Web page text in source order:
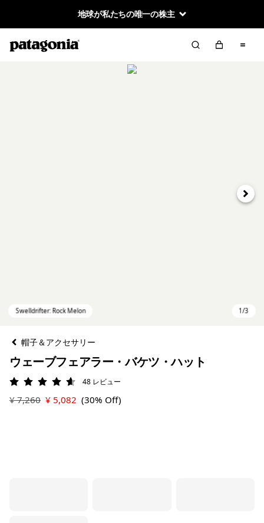
地球が私たちの唯一の株主
次へ
帽子＆アクセサリー
ウェーブフェアラー・バケツ・ハット
評価: 4.6 / 5
48 レビュー
¥ 7,260 ¥ 5,082 (30% Off)